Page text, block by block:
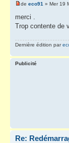
de eco91 » Mer 19
merci .
Trop contente de
Dernière édition par
Publicité
Re: